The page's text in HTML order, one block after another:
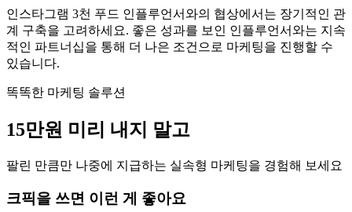
인스타그램 3천 푸드 인플루언서와의 협상에서는 장기적인 관
계 구축을 고려하세요. 좋은 성과를 보인 인플루언서와는 지속
적인 파트너십을 통해 더 나은 조건으로 마케팅을 진행할 수
있습니다.
똑똑한 마케팅 솔루션
15만원 미리 내지 말고
팔린 만큼만 나중에 지급하는 실속형 마케팅을 경험해 보세요
크픽을 쓰면 이런 게 좋아요